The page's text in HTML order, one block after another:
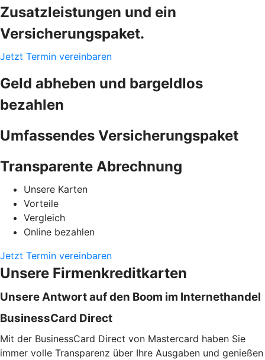
Zusatzleistungen und ein
Versicherungspaket.
Jetzt Termin vereinbaren
Geld abheben und bargeldlos
bezahlen
Umfassendes Versicherungspaket
Transparente Abrechnung
Unsere Karten
Vorteile
Vergleich
Online bezahlen
Jetzt Termin vereinbaren
Unsere Firmenkreditkarten
Unsere Antwort auf den Boom im Internethandel
BusinessCard Direct
Mit der BusinessCard Direct von Mastercard haben Sie
immer volle Transparenz über Ihre Ausgaben und genießen